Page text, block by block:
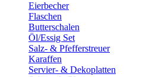
Eierbecher
Flaschen
Butterschalen
Öl/Essig Set
Salz- & Pfefferstreuer
Karaffen
Servier- & Dekoplatten